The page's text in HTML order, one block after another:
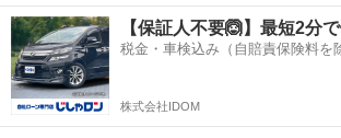
名： シトロエン ■ 車種名： Ｃ３ ■ グレード
ーシブ ハーフレザーシート クルーズコントロ
ＡＷ フォグ オ...
福島 郡山市 その他 シトロエン
【保証人不要🙆】最短2分
税金・車検込み（自賠責保険料を
株式会社IDOM